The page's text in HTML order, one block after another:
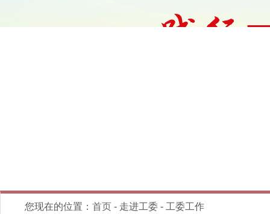
您现在的位置： 首页 - 走进工委 - 工委工作